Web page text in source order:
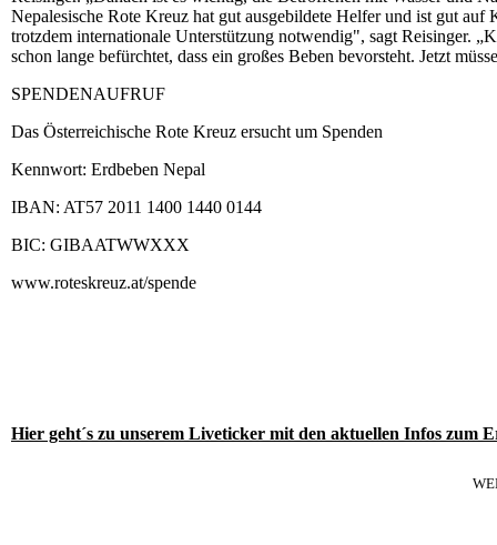
Nepalesische Rote Kreuz hat gut ausgebildete Helfer und ist gut auf
trotzdem internationale Unterstützung notwendig", sagt Reisinger.
schon lange befürchtet, dass ein großes Beben bevorsteht. Jetzt
SPENDENAUFRUF
Das Österreichische Rote Kreuz ersucht um Spenden
Kennwort: Erdbeben Nepal
IBAN: AT57 2011 1400 1440 0144
BIC: GIBAATWWXXX
www.roteskreuz.at/spende
Hier geht´s zu unserem Liveticker mit den aktuellen Infos zum